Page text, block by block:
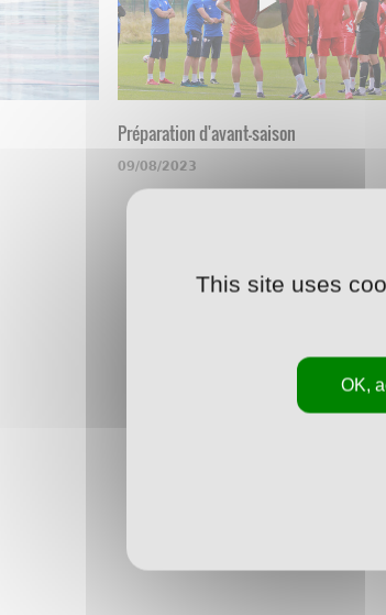
Préparation d'avant-saison
09/08/2023
This site uses
OK,